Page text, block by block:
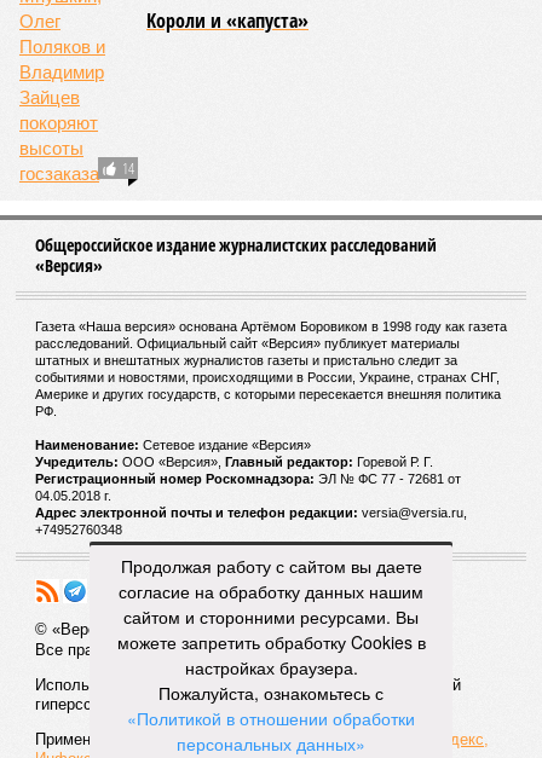
14
Kороли и «капуста»
Общероссийское издание журналистских расследований
«Версия»
Газета «Наша версия» основана Артёмом Боровиком в 1998 году как газета
расследований. Официальный сайт «Версия» публикует материалы
штатных и внештатных журналистов газеты и пристально следит за
событиями и новостями, происходящими в России, Украине, странах СНГ,
Америке и других государств, с которыми пересекается внешняя политика
РФ.
Наименование: Cетевое издание «Версия»
Учредитель: ООО «Версия», Главный редактор: Горевой Р. Г.
Регистрационный номер Роскомнадзора: ЭЛ № ФС 77 - 72681 от
04.05.2018 г.
Адрес электронной почты и телефон редакции: versia@versia.ru,
+74952760348
© «Версия» 18+
Все права защищены
Использование материалов «Версии» без индексируемой
гиперссылки запрещено
Применяются рекомендательные технологии:
СМИ2, Яндекс,
Продолжая работу с сайтом вы даете
согласие на обработку данных нашим
сайтом и сторонними ресурсами. Вы
можете запретить обработку Cookies в
настройках браузера.
Пожалуйста, ознакомьтесь с
«Политикой в отношении обработки
персональных данных»